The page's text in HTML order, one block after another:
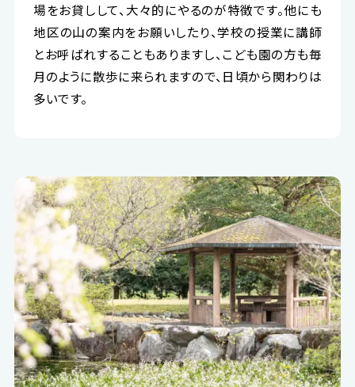
場をお貸しして、大々的にやるのが特徴です。他にも
地区の山の案内をお願いしたり、学校の授業に講師
とお呼ばれすることもありますし、こども園の方も毎
月のように散歩に来られますので、日頃から関わりは
多いです。